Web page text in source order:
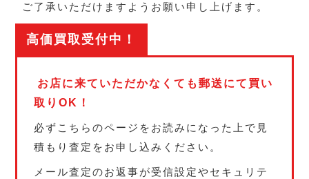
ご了承いただけますようお願い申し上げます。
高価買取受付中！
お店に来ていただかなくても郵送にて買い
取りOK！
必ずこちらのページをお読みになった上で見
積もり査定をお申し込みください。
メール査定のお返事が受信設定やセキュリテ